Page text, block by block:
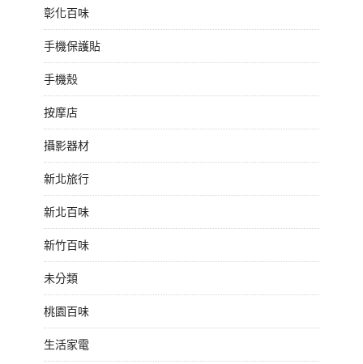
彰化百味
手機保護貼
手機殼
按摩店
攝影器材
新北旅行
新北百味
新竹百味
未分類
桃園百味
生活家電